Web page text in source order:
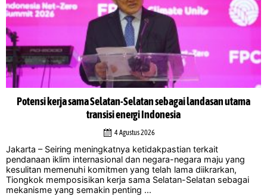
Potensi kerja sama Selatan-Selatan sebagai landasan utama
transisi energi Indonesia
4 Agustus 2026
Jakarta – Seiring meningkatnya ketidakpastian terkait
pendanaan iklim internasional dan negara-negara maju yang
kesulitan memenuhi komitmen yang telah lama diikrarkan,
Tiongkok memposisikan kerja sama Selatan-Selatan sebagai
mekanisme yang semakin penting ...